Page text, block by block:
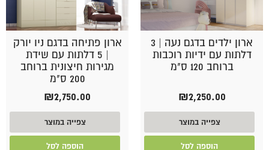
ארון ילדים בדגם נעה | 3
דלתות עם ידיות רוכבות
ברוחב 120 ס"מ
₪2,250.00
צפייה במוצר
הוספה לסל
ארון פתיחה בדגם ניו יורק
| 5 דלתות עם שידת
מגירות חיצונית ברוחב
200 ס"מ
₪2,750.00
צפייה במוצר
הוספה לסל